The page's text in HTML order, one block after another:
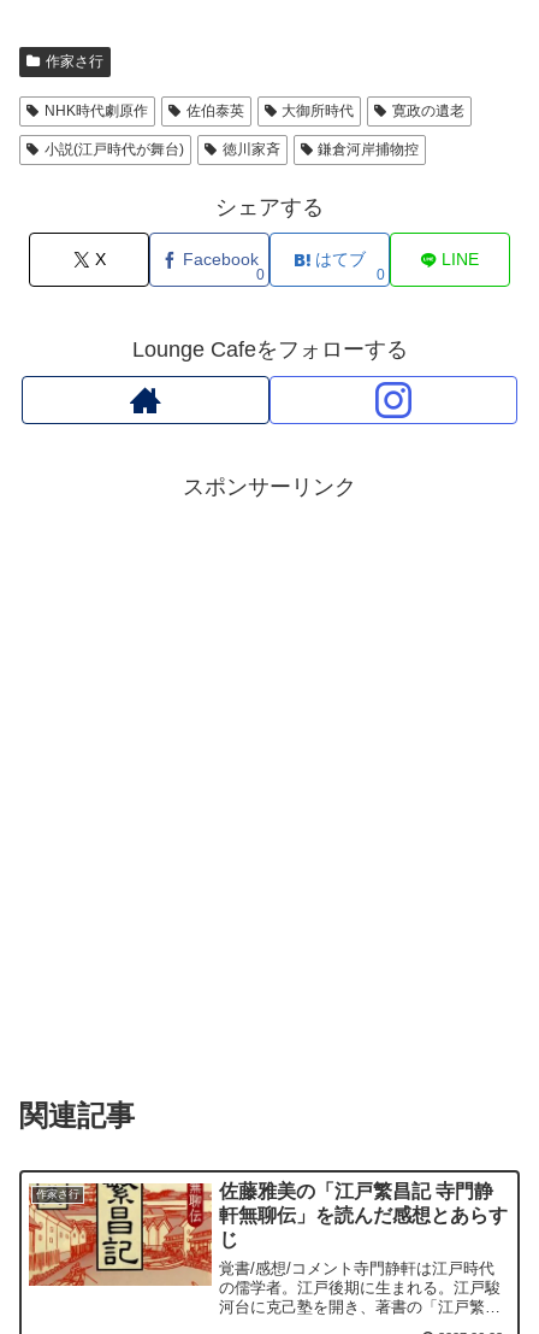
作家さ行
NHK時代劇原作 佐伯泰英 大御所時代 寛政の遺老
小説(江戸時代が舞台) 徳川家斉 鎌倉河岸捕物控
シェアする
X Facebook
0
はてブ
0
LINE
Lounge Cafeをフォローする
スポンサーリンク
関連記事
作家さ行
佐藤雅美の「江戸繁昌記 寺門静
軒無聊伝」を読んだ感想とあらす
じ
覚書/感想/コメント寺門静軒は江戸時代
の儒学者。江戸後期に生まれる。江戸駿
河台に克己塾を開き、著書の「江戸繁昌